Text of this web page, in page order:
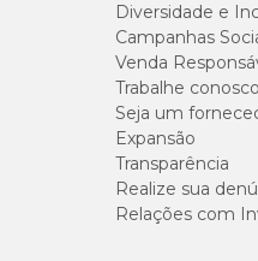
Gênero
extrato de
hidrolisado de
vitamina B1,
vitamina E,
sulfato de cobre
Níveis de
Diversidade e
Campanhas
Venda
Trabalhe conosco
Seja um
Expansão
Transparência
Realize sua
Relações com